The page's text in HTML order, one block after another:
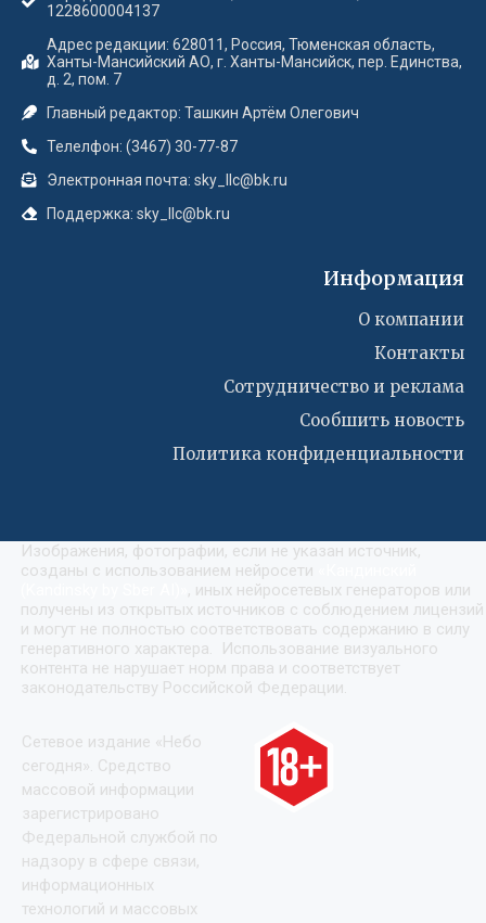
1228600004137
Адрес редакции: 628011, Россия, Тюменская область,
Ханты-Мансийский АО, г. Ханты-Мансийск, пер. Единства,
д. 2, пом. 7
Главный редактор: Ташкин Артём Олегович
Телелфон: (3467) 30-77-87
Электронная почта: sky_llc@bk.ru
Поддержка: sky_llc@bk.ru
Информация
О компании
Контакты
Сотрудничество и реклама
Сообшить новость
Политика конфиденциальности
Изображения, фотографии, если не указан источник,
созданы с использованием нейросети
, иных нейросетевых генераторов или
получены из открытых источников с соблюдением лицензий
и могут не полностью соответствовать содержанию в силу
генеративного характера. Использование визуального
контента не нарушает норм права и соответствует
законодательству Российской Федерации.
Сетевое издание «Небо
сегодня». Средство
массовой информации
зарегистрировано
Федеральной службой по
надзору в сфере связи,
информационных
технологий и массовых